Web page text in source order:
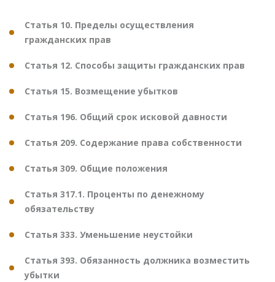
Статья 10. Пределы осуществления
гражданских прав
Статья 12. Способы защиты гражданских прав
Статья 15. Возмещение убытков
Статья 196. Общий срок исковой давности
Статья 209. Содержание права собственности
Статья 309. Общие положения
Статья 317.1. Проценты по денежному
обязательству
Статья 333. Уменьшение неустойки
Статья 393. Обязанность должника возместить
убытки